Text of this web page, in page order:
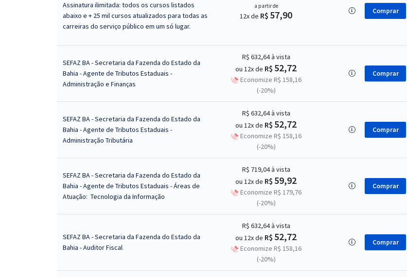
Assinatura ilimitada: todos os cursos listados
abaixo e + 25 mil cursos atualizados para todas as
carreiras do serviço público em um só lugar.
a partir de
12x de R$ 57,90 Comprar
SEFAZ BA - Secretaria da Fazenda do Estado da
Bahia - Agente de Tributos Estaduais -
Administração e Finanças
R$ 632,64à vista
ou 12x de R$ 52,72
Economize R$ 158,16
(-20%)
Comprar
SEFAZ BA - Secretaria da Fazenda do Estado da
Bahia - Agente de Tributos Estaduais -
Administração Tributária
R$ 632,64à vista
ou 12x de R$ 52,72
Economize R$ 158,16
(-20%)
Comprar
SEFAZ BA - Secretaria da Fazenda do Estado da
Bahia - Agente de Tributos Estaduais - Áreas de
Atuação: Tecnologia da Informação
R$ 719,04à vista
ou 12x de R$ 59,92
Economize R$ 179,76
(-20%)
Comprar
SEFAZ BA - Secretaria da Fazenda do Estado da
Bahia - Auditor Fiscal
R$ 632,64à vista
ou 12x de R$ 52,72
Economize R$ 158,16
(-20%)
Comprar